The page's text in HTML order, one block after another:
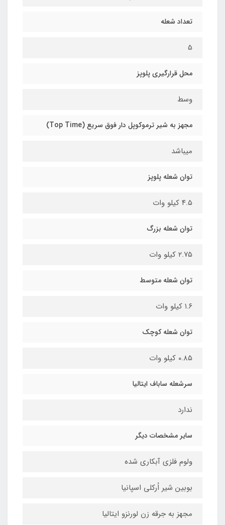
تعداد شعله
5
محل قرارگیری پلوپز
وسط
مجهز به شیر ترموکوپل دار فوق سریع (Top Time)
میباشد
توان شعله پلوپز
۴.۵ کیلو وات
توان شعله بزرگ
۲.۷۵ کیلو وات
توان شعله متوسط
۱.۶ کیلو وات
توان شعله کوچک
۰.۸۵ کیلو وات
سرشعله ساباف ایتالیا
ندارد
سایر مشخصات دیگر
ولوم فلزي آبکاري شده
بوبین شیر اُرکلی اسپانیا
مجهز به جرقه زن لورنزو ایتالیا